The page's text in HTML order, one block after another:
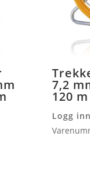
7,2
120 m
Logg